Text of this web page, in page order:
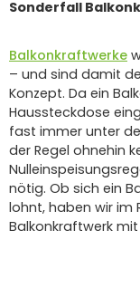
Sonderfall
Balkonkraftwerke
– und sind damit
Konzept. Da ein
Haussteckdose
fast immer unter
der Regel ohnehin
nötig. Ob sich ein
lohnt, haben wir im
Balkonkraftwerk